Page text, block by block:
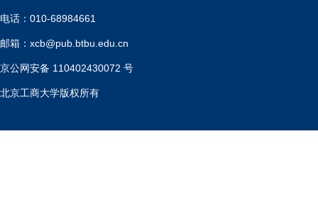
电话：010-68984661
邮箱：xcb@pub.btbu.edu.cn
京公网安备 110402430072 号
北京工商大学版权所有